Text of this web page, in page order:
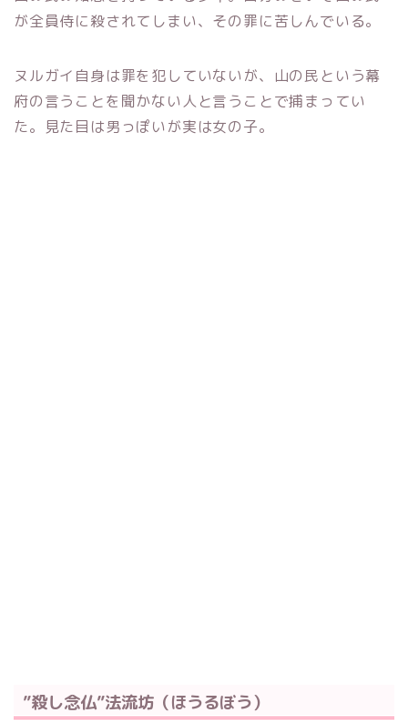
が全員侍に殺されてしまい、その罪に苦しんでいる。
ヌルガイ自身は罪を犯していないが、山の民という幕
府の言うことを聞かない人と言うことで捕まってい
た。見た目は男っぽいが実は女の子。
”殺し念仏”法流坊（ほうるぼう）